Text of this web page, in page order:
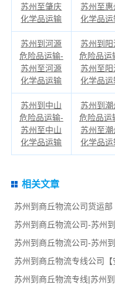
苏州至肇庆
化学品运输
苏州至惠
化学品运
苏州到河源
危险品运输-
苏州至河源
化学品运输
苏州到阳
危险品运
苏州至阳
化学品运
苏州到中山
危险品运输-
苏州至中山
化学品运输
苏州到潮
危险品运
苏州至潮
化学品运
相关文章
苏州到商丘物流公司货运部
苏州到商丘物流公司-苏州
苏州到商丘物流公司-苏州
苏州到商丘物流专线公司【
苏州到商丘物流专线|苏州